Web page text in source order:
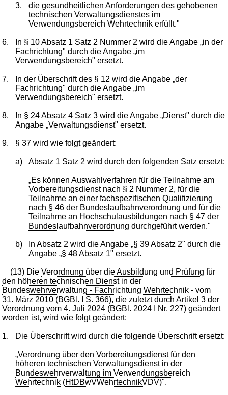
3.
die gesundheitlichen Anforderungen des gehobenen
technischen Verwaltungsdienstes im
Verwendungsbereich Wehrtechnik erfüllt."
6.
In § 10 Absatz 1 Satz 2 Nummer 2 wird die Angabe „in der
Fachrichtung" durch die Angabe „im
Verwendungsbereich" ersetzt.
7.
In der Überschrift des § 12 wird die Angabe „der
Fachrichtung" durch die Angabe „im
Verwendungsbereich" ersetzt.
8.
In § 24 Absatz 4 Satz 3 wird die Angabe „Dienst" durch die
Angabe „Verwaltungsdienst" ersetzt.
9. § 37 wird wie folgt geändert:
a) Absatz 1 Satz 2 wird durch den folgenden Satz ersetzt:
„Es können Auswahlverfahren für die Teilnahme am
Vorbereitungsdienst nach § 2 Nummer 2, für die
Teilnahme an einer fachspezifischen Qualifizierung
nach § 46 der Bundeslaufbahnverordnung und für die
Teilnahme an Hochschulausbildungen nach § 47 der
Bundeslaufbahnverordnung durchgeführt werden."
b)
In Absatz 2 wird die Angabe „§ 39 Absatz 2" durch die
Angabe „§ 48 Absatz 1" ersetzt.
(13) DieVerordnung über die Ausbildung und Prüfung für
den höheren technischen Dienst in der
Bundeswehrverwaltung - Fachrichtung Wehrtechnik - vom
31. März 2010 (BGBl. I S. 366), die zuletzt durchArtikel 3 der
Verordnung vom 4. Juli 2024 (BGBl. 2024 I Nr. 227) geändert
worden ist, wird wie folgt geändert:
1. Die Überschrift wird durch die folgende Überschrift ersetzt:
„Verordnung über den Vorbereitungsdienst für den
höheren technischen Verwaltungsdienst in der
Bundeswehrverwaltung im Verwendungsbereich
Wehrtechnik (HtDBwVWehrtechnikVDV)".